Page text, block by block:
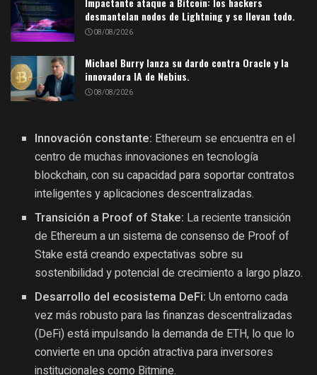
desmantelan nodos de Lightning y se llevan todo.
08/08/2026
Michael Burry lanza su dardo contra Oracle y la
innovadora IA de Nebius.
08/08/2026
Innovación constante: Ethereum se encuentra en el
centro de muchas innovaciones en tecnología
blockchain, con su capacidad para soportar contratos
inteligentes y aplicaciones descentralizadas.
Transición a Proof of Stake: La reciente transición
de Ethereum a un sistema de consenso de Proof of
Stake está creando expectativas sobre su
sostenibilidad y potencial de crecimiento a largo plazo.
Desarrollo del ecosistema DeFi: Un entorno cada
vez más robusto para las finanzas descentralizadas
(DeFi) está impulsando la demanda de ETH, lo que lo
convierte en una opción atractiva para inversores
institucionales como Bitmine.